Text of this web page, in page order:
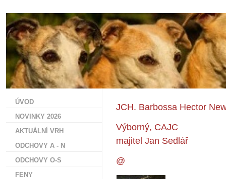
JCH. Barbossa Hector
Výborný, CAJC
majitel Jan Sedlář
@
ÚVOD
NOVINKY 2026
AKTUÁLNÍ VRH
ODCHOVY A - N
ODCHOVY O-S
FENY